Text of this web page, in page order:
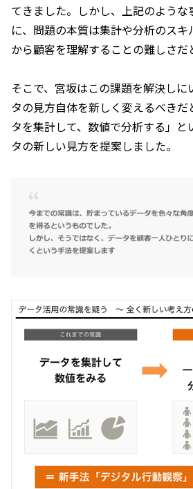
てきました。しかし、上記のような
に、問題の本質は集計や分析のス
から顧客を理解することの難しさだ
そこで、宮坂はこの課題を解決しに
タの見方自体を新しく変えるべきだ
タを集計して、数値で分析する」と
タの新しい見方を提案しました。